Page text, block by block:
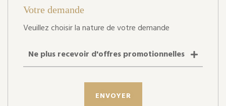
Votre demande
Veuillez choisir la nature de votre demande
Ne plus recevoir d'offres promotionnelles
ENVOYER